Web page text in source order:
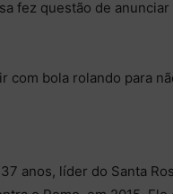
fez questão de
com bola rolando para
anos, líder do Santa